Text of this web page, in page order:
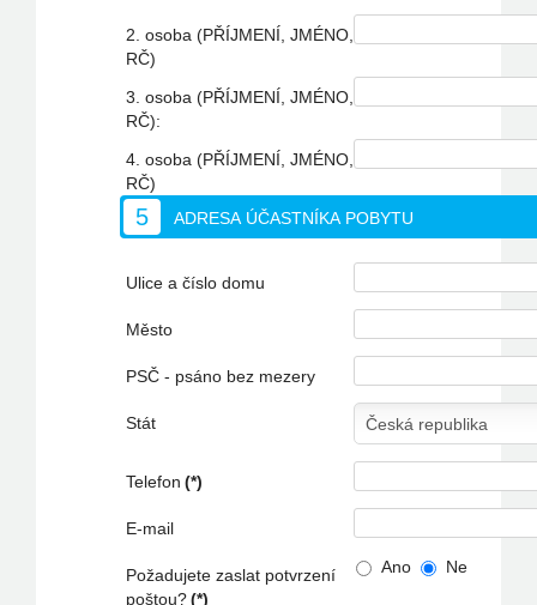
2. osoba (PŘÍJMENÍ, JMÉNO,
RČ)
3. osoba (PŘÍJMENÍ, JMÉNO,
RČ):
4. osoba (PŘÍJMENÍ, JMÉNO,
RČ)
5 ADRESA ÚČASTNÍKA POBYTU
Ulice a číslo domu
Město
PSČ - psáno bez mezery
Stát
Telefon (*)
E-mail
Požadujete zaslat potvrzení
poštou?(*)
Ano Ne